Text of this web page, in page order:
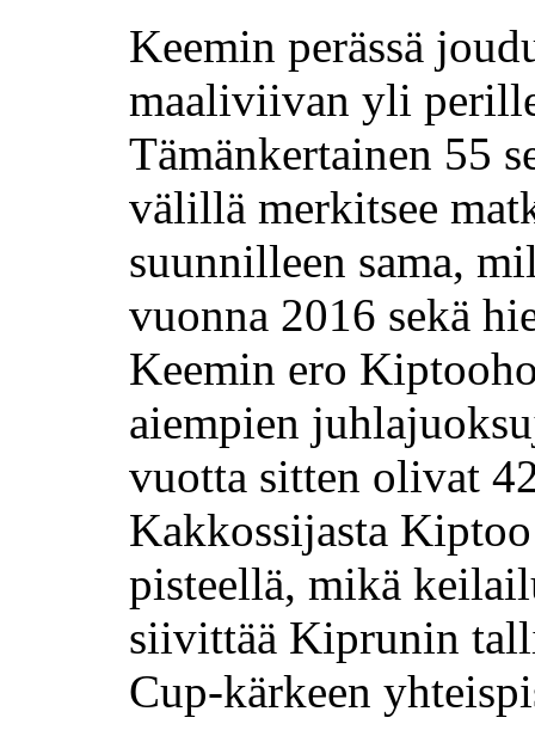
Keemin perässä
maaliviivan yli
Tämänkertainen 55
välillä merkitsee
suunnilleen sama,
vuonna 2016 sekä
Keemin ero
aiempien
vuotta sitten olivat
Kakkossijasta
pisteellä, mikä
siivittää Kiprunin
Cup-kärkeen